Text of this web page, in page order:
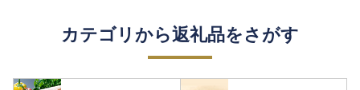
カテゴリから返礼品をさがす